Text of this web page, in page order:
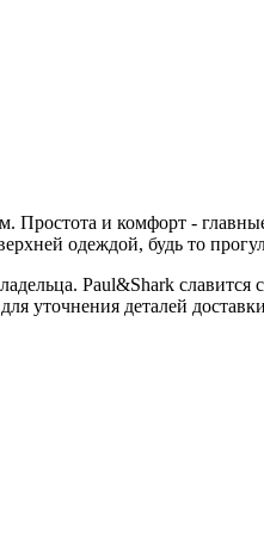
и комфорт -
одеждой, будь то
Paul&Shark
уточнения деталей